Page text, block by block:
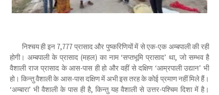
निश्चय ही इन 7,777 प्रासाद और पुष्करिणियों में से एक-एक अम्बपाली की रही
होगी। अम्बपाली के प्रासाद (महल) का नाम ‘सप्तभूमि प्रासाद’ था, जो सम्भव है
वैशाली राज प्रासाद के आस-पास ही हो और वहीं से दक्षिण ‘आम्रपाली उद्यान’ भी
हो। किन्तु वैशाली के आस-पास दक्षिण में अभी इस तरह के कोई प्रमाण नहीं मिले हैं।
‘अम्बारा’ भी वैशाली के पास ही है, किन्तु यह वैशाली से उत्तर-पश्चिम दिशा में है।